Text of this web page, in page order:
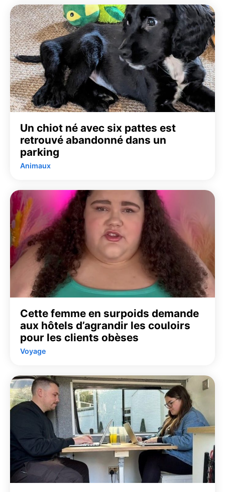
Un chiot né avec six pattes est
retrouvé abandonné dans un
parking
Animaux
Cette femme en surpoids demande
aux hôtels d’agrandir les couloirs
pour les clients obèses
Voyage